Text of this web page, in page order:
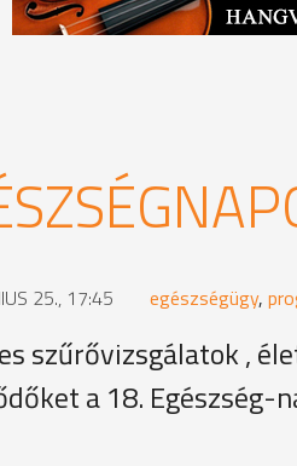
25., 17:45 egészségügy,
szűrővizsgálatok ,
a 18.